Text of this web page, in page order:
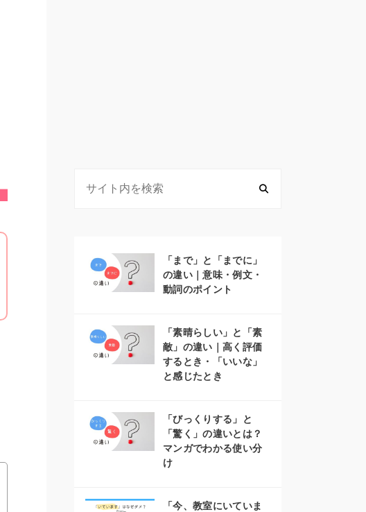
「まで」と「までに」
の違い｜意味・例文・
動詞のポイント
「素晴らしい」と「素
敵」の違い｜高く評価
するとき・「いいな」
と感じたとき
「びっくりする」と
「驚く」の違いとは？
マンガでわかる使い分
け
「今、教室にいていま